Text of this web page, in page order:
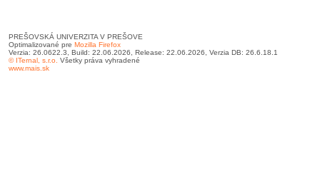
PREŠOVSKÁ UNIVERZITA V PREŠOVE
Optimalizované pre Mozilla Firefox
Verzia: 26.0622.3, Build: 22.06.2026, Release: 22.06.2026, Verzia DB: 26.6.18.1
© ITernal, s.r.o. Všetky práva vyhradené
www.mais.sk